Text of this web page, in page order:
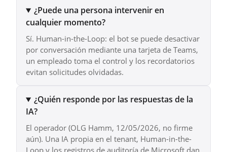
¿Puede una persona intervenir en
cualquier momento?
Sí. Human-in-the-Loop: el bot se puede desactivar
por conversación mediante una tarjeta de Teams,
un empleado toma el control y los recordatorios
evitan solicitudes olvidadas.
¿Quién responde por las respuestas de la
IA?
El operador (OLG Hamm, 12/05/2026, no firme
aún). Una IA propia en el tenant, Human-in-the-